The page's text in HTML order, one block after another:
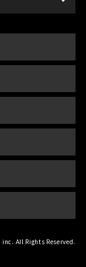
All Rights Reserved.